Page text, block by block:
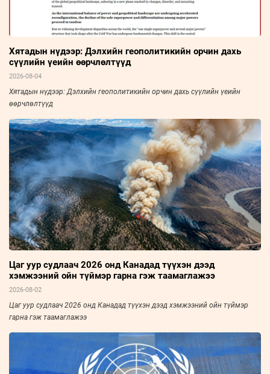
Хятадын нүдээр: Дэлхийн геополитикийн орчин дахь
сүүлийн үеийн өөрчлөлтүүд
2026-08-04
Хятадын нүдээр: Дэлхийн геополитикийн орчин дахь сүүлийн үеийн
өөрчлөлтүүд
Цаг уур судлаач 2026 онд Канадад түүхэн дээд
хэмжээний ойн түймэр гарна гэж таамаглажээ
2026-08-02
Цаг уур судлаач 2026 онд Канадад түүхэн дээд хэмжээний ойн түймэр
гарна гэж таамаглажээ